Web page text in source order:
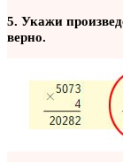
5. Укажи
верно.